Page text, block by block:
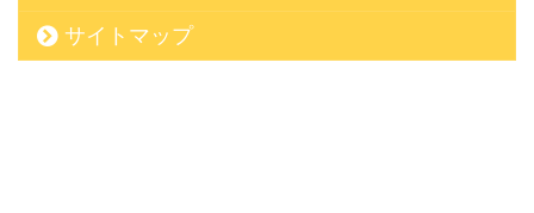
サイトマップ